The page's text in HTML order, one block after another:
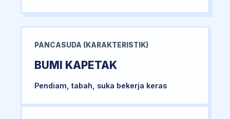
PANCASUDA (KARAKTERISTIK)
BUMI KAPETAK
Pendiam, tabah, suka bekerja keras